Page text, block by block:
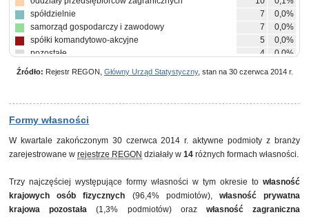
spółdzielnie
7
0,0%
samorząd gospodarczy i zawodowy
7
0,0%
spółki komandytowo-akcyjne
5
0,0%
pozostałe
4 0,0%
Źródło: Rejestr REGON, Główny Urząd Statystyczny, stan na 30 czerwca 2014 r.
Formy własności
W kwartale zakończonym 30 czerwca 2014 r. aktywne podmioty z branży
zarejestrowane w rejestrze REGON działały w 14 różnych formach własności.
Trzy najczęściej występujące formy własności w tym okresie to własność
krajowych osób fizycznych (96,4% podmiotów), własność prywatna
krajowa pozostała (1,3% podmiotów) oraz własność zagraniczna